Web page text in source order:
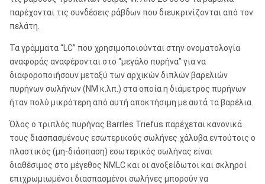
35/8 " Χ
2-1/2 " Γ
91.31mm 63.50mm
43/8 " Χ 3
Γ
110.61mm 76.20mm
5 " Χ 4 Γ 138.89mm 101.60mm 139.70mm
7 " Χ 5 Γ 196.04mm 146.05mm 196.85mm
10 " Χ 8 Γ 259.10mm 202.70mm 260.35mm
παρέχονται τις συνδέσεις ράβδων που διευκρινίζονται από τον
πελάτη.
Τα γράμματα “LC” που χρησιμοποιούνται στην ονοματολογία
αναφοράς αναφέρονται στο “μεγάλο πυρήνα” για να
διαφοροποιήσουν μεταξύ των αρχικών διπλών βαρελιών
πυρήνων σωλήνων (NM κ.λπ.) στα οποία η διάμετρος πυρήνων
ήταν πολύ μικρότερη από αυτή αποκτήσιμη με αυτά τα βαρέλια.
Όλος ο τριπλός πυρήνας Barrles Triefus παρέχεται κανονικά
τους διασπασμένους εσωτερικούς σωλήνες χάλυβα εντούτοις ο
πλαστικός (μη-διάσπαση) εσωτερικός σωλήνας είναι
διαθέσιμος στο μέγεθος NMLC και οι ανοξείδωτοι και σκληροί
επιχρωμιωμένοι διασπασμένοι σωλήνες μπορούν να